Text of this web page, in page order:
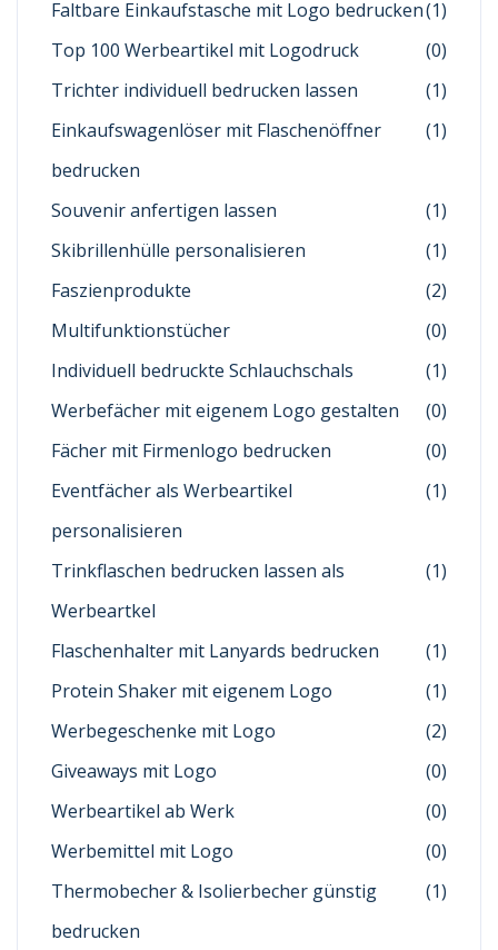
Faltbare Einkaufstasche mit Logo bedrucken(1)
Top 100 Werbeartikel mit Logodruck
(0)
Trichter individuell bedrucken lassen
(1)
Einkaufswagenlöser mit Flaschenöffner
bedrucken
(1)
Souvenir anfertigen lassen
(1)
Skibrillenhülle personalisieren
(1)
Faszienprodukte
(2)
Multifunktionstücher
(0)
Individuell bedruckte Schlauchschals
(1)
Werbefächer mit eigenem Logo gestalten
(0)
Fächer mit Firmenlogo bedrucken
(0)
Eventfächer als Werbeartikel
personalisieren
(1)
Trinkflaschen bedrucken lassen als
Werbeartkel
(1)
Flaschenhalter mit Lanyards bedrucken
(1)
Protein Shaker mit eigenem Logo
(1)
Werbegeschenke mit Logo
(2)
Giveaways mit Logo
(0)
Werbeartikel ab Werk
(0)
Werbemittel mit Logo
(0)
Thermobecher & Isolierbecher günstig
bedrucken
(1)